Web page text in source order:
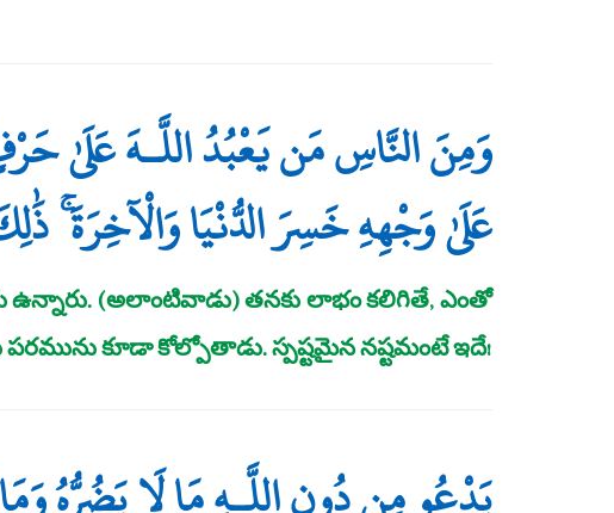
وَمِنَ النَّاسِ مَن يَعْبُدُ اللَّـهَ عَلَىٰ
عَلَىٰ وَجْهِهِ خَسِرَ الدُّنْيَا وَالْآخِرَةَ
(అలాంటివాడు) తనకు లాభం కలిగితే, ఎంతో
కూడా కోల్పోతాడు. స్పష్టమైన నష్టమంటే ఇదే!